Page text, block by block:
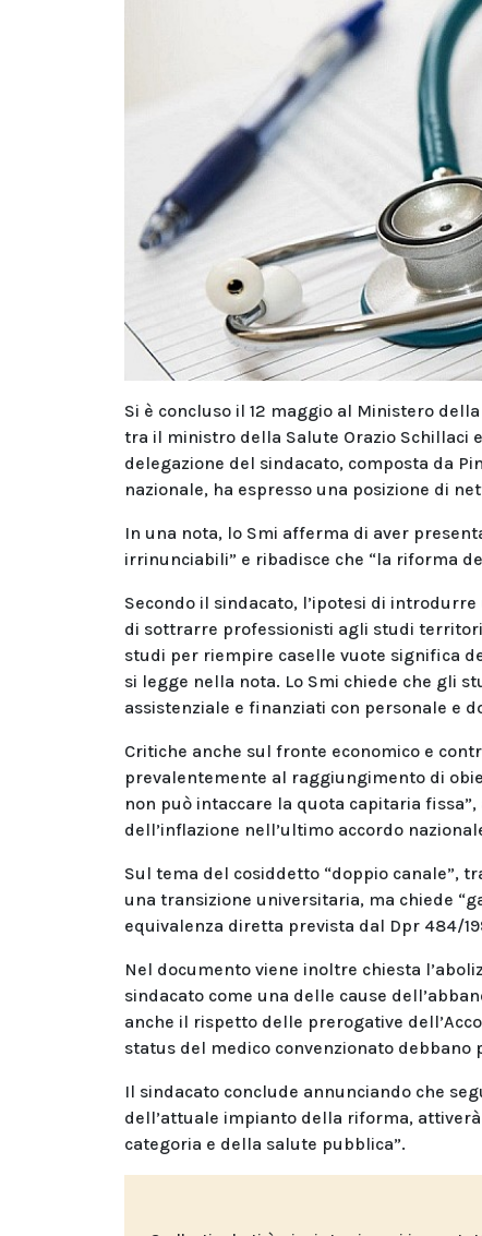
Si è concluso il 12 maggio al Ministero
tra il ministro della Salute Orazio Schillaci
delegazione del sindacato, composta da
nazionale, ha espresso una posizione di
In una nota, lo Smi afferma di aver
irrinunciabili” e ribadisce che “la riforma
Secondo il sindacato, l’ipotesi di
di sottrarre professionisti agli studi
studi per riempire caselle vuote significa
si legge nella nota. Lo Smi chiede che gli
assistenziale e finanziati con personale e
Critiche anche sul fronte economico e
prevalentemente al raggiungimento di
non può intaccare la quota capitaria
dell’inflazione nell’ultimo accordo
Sul tema del cosiddetto “doppio canale”,
una transizione universitaria, ma chiede
equivalenza diretta prevista dal Dpr 484/
Nel documento viene inoltre chiesta
sindacato come una delle cause
anche il rispetto delle prerogative
status del medico convenzionato
Il sindacato conclude annunciando che
dell’attuale impianto della riforma,
categoria e della salute pubblica”.